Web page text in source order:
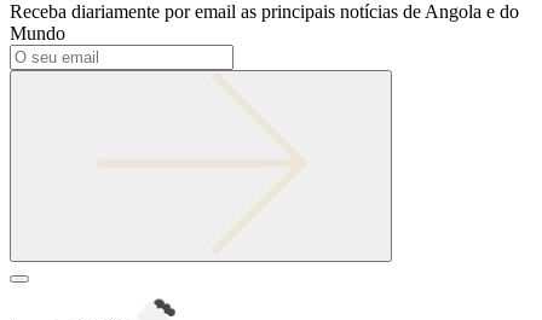
Receba diariamente por email as principais notícias de Angola e do
Mundo